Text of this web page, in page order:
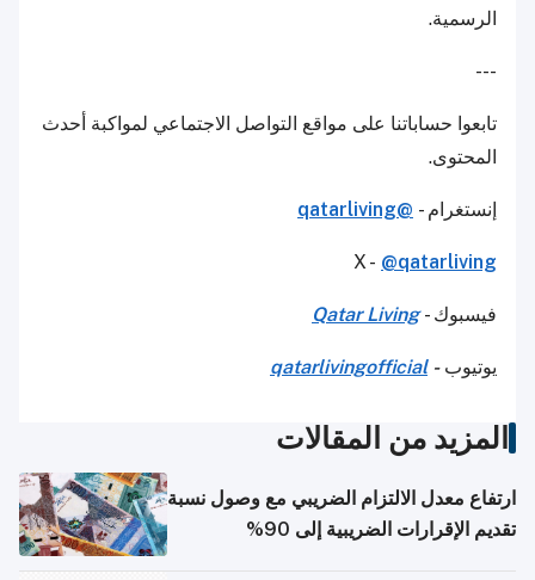
الرسمية.
---
تابعوا حساباتنا على مواقع التواصل الاجتماعي لمواكبة أحدث
المحتوى.
إنستغرام - @qatarliving
X - @qatarliving
فيسبوك -Qatar Living
يوتيوب-
qatarlivingofficial
المزيد من المقالات
ارتفاع معدل الالتزام الضريبي مع وصول نسبة
تقديم الإقرارات الضريبية إلى 90%